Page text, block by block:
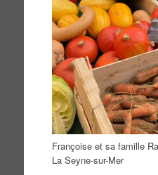
Françoise et sa famille
La Seyne-sur-Mer